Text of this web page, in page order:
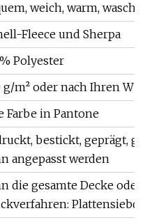
weich, warm,
Fleece und Sherpa
Polyester
g/m² oder nach Ihren
Farbe in Pantone
bestickt, geprägt,
angepasst werden
die gesamte Decke